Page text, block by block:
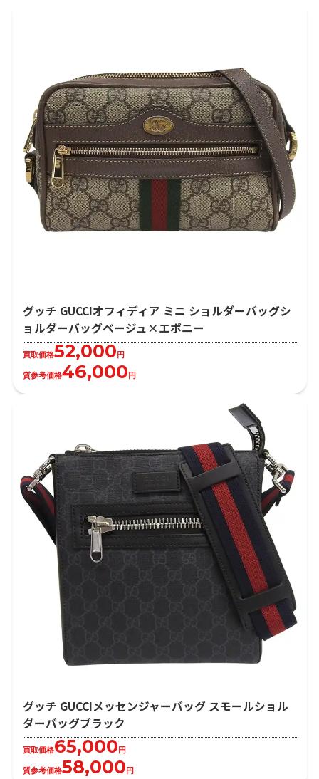
グッチ GUCCIオフィディア ミニ ショルダーバッグシ
ョルダーバッグベージュ×エボニー
買取価格52,000 円
質参考価格46,000 円
グッチ GUCCIメッセンジャーバッグ スモールショル
ダーバッグブラック
買取価格65,000 円
質参考価格58,000 円